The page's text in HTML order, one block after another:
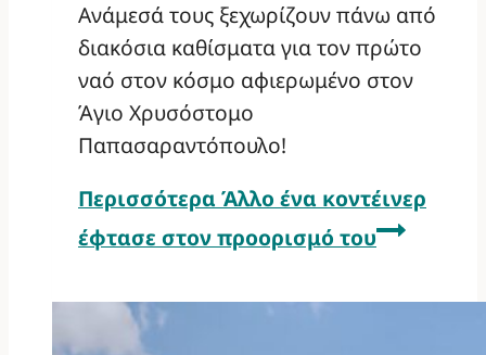
Ανάμεσά τους ξεχωρίζουν πάνω από
διακόσια καθίσματα για τον πρώτο
ναό στον κόσμο αφιερωμένο στον
Άγιο Χρυσόστομο
Παπασαραντόπουλο!
Περισσότερα Άλλο ένα κοντέινερ
έφτασε στον προορισμό του